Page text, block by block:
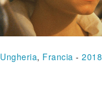
Ungheria, Francia -2018